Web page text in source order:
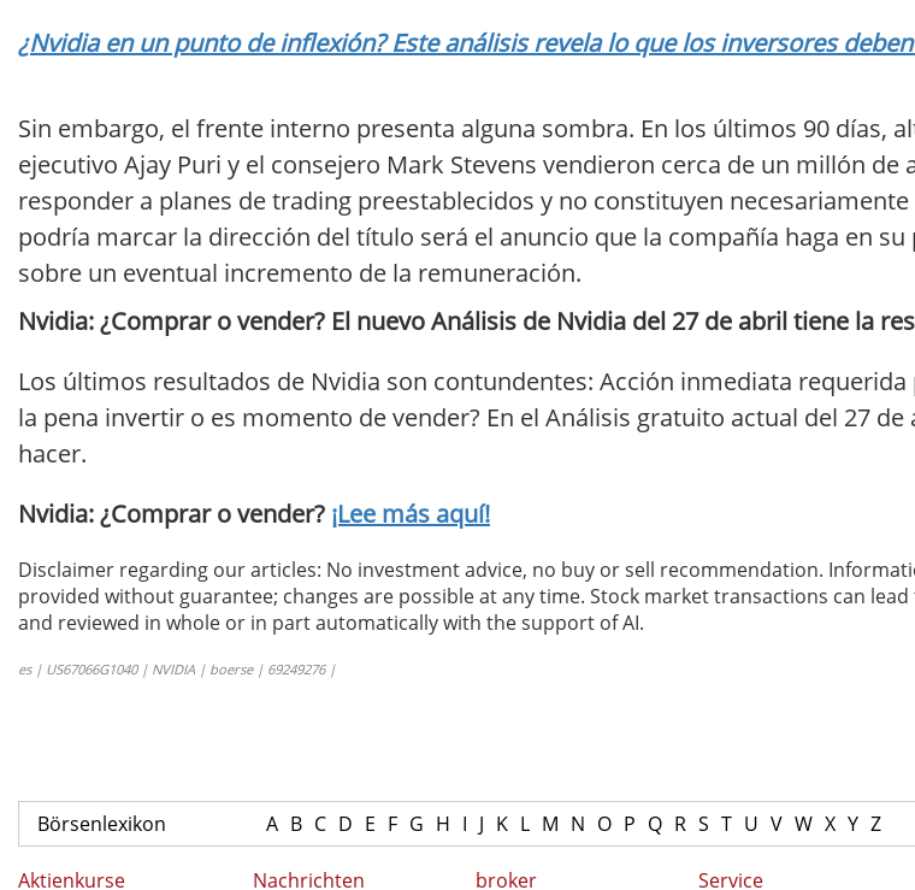
¿Nvidia en un punto de inflexión? Este análisis revela lo que los inversores
Sin embargo, el frente interno presenta alguna sombra. En los últimos 90 días,
ejecutivo Ajay Puri y el consejero Mark Stevens vendieron cerca de un millón de
responder a planes de trading preestablecidos y no constituyen
podría marcar la dirección del título será el anuncio que la compañía haga en
sobre un eventual incremento de la remuneración.
Nvidia: ¿Comprar o vender? El nuevo Análisis de Nvidia del 27 de abril tiene la
Los últimos resultados de Nvidia son contundentes: Acción inmediata
la pena invertir o es momento de vender? En el Análisis gratuito actual del 27
hacer.
Nvidia: ¿Comprar o vender? ¡Lee más aquí!
Disclaimer regarding our articles: No investment advice, no buy or sell recommendation.
provided without guarantee; changes are possible at any time. Stock market transactions can
and reviewed in whole or in part automatically with the support of AI.
es | US67066G1040 | NVIDIA | boerse | 69249276 |
Börsenlexikon A B C D E F G H I J K L M N O P Q R S T U V W X Y Z
Aktienkurse Nachrichten broker Service